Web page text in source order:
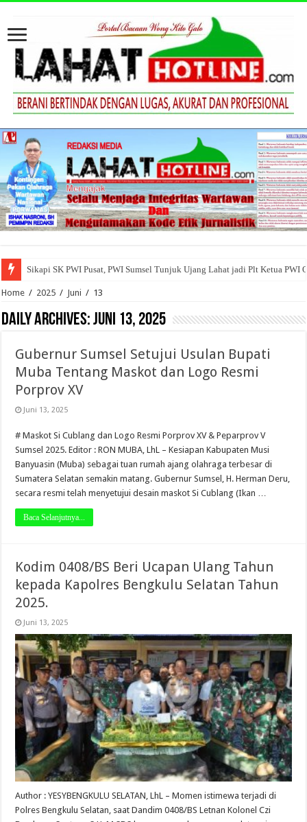
Sikapi SK PWI Pusat, PWI Sumsel Tunjuk Ujang Lahat jadi Plt Ketua PWI
Home / 2025 / Juni / 13
Daily Archives:Juni 13, 2025
Gubernur Sumsel Setujui Usulan Bupati
Muba Tentang Maskot dan Logo Resmi
Porprov XV
Juni 13, 2025
# Maskot Si Cublang dan Logo Resmi Porprov XV & Peparprov V
Sumsel 2025. Editor : RON MUBA, LhL – Kesiapan Kabupaten Musi
Banyuasin (Muba) sebagai tuan rumah ajang olahraga terbesar di
Sumatera Selatan semakin matang. Gubernur Sumsel, H. Herman Deru,
secara resmi telah menyetujui desain maskot Si Cublang (Ikan …
Baca Selanjutnya...
Kodim 0408/BS Beri Ucapan Ulang Tahun
kepada Kapolres Bengkulu Selatan Tahun
2025.
Juni 13, 2025
Author : YESYBENGKULU SELATAN, LhL – Momen istimewa terjadi di
Polres Bengkulu Selatan, saat Dandim 0408/BS Letnan Kolonel Czi